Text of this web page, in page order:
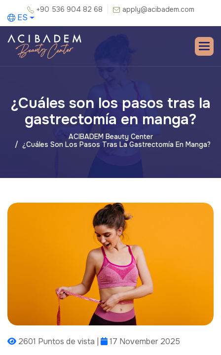
+90 536 904 82 68 apply@acibadem.com
ES
¿Cuáles son los pasos tras la
gastrectomía en manga?
ACIBADEM Beauty Center
¿Cuáles Son Los Pasos Tras La Gastrectomía En Manga?
2601 Puntos de vista | 17 November 2025